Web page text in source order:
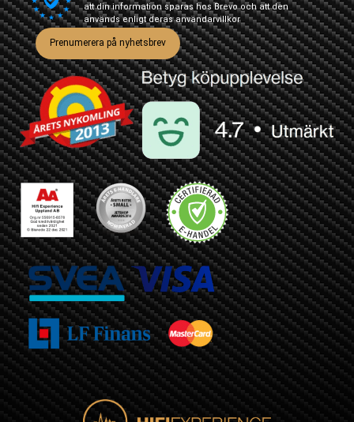
att din information sparas hos Brevo och att den
används enligt derasanvändarvillkor
Prenumerera på nyhetsbrev